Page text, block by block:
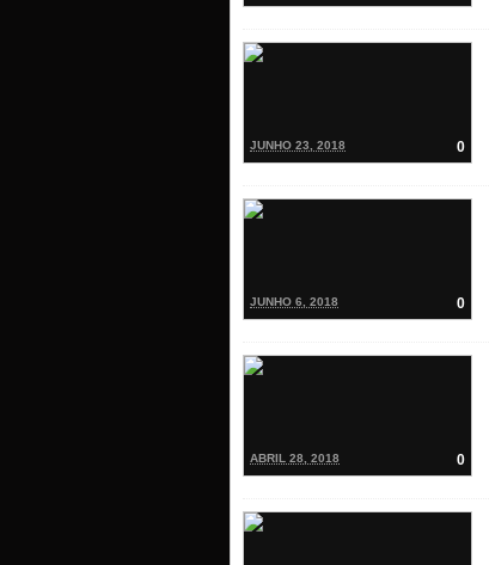
0
JUNHO 23, 2018
0
JUNHO 6, 2018
0
ABRIL 28, 2018